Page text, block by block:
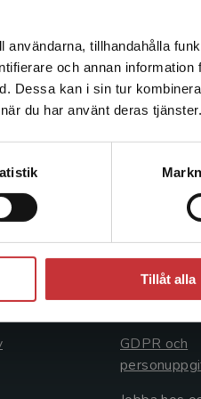
tillhandahålla
och annan information
Dessa kan i sin tur
du har använt deras tjänster.
Tillåt alla
via en
utanför
00
Avtal och
Cookies
GDPR och